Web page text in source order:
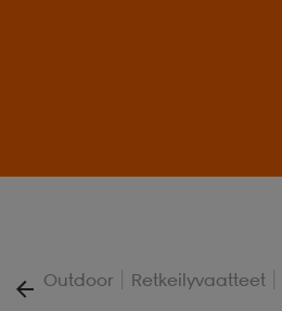
Outdoor | Retkeilyvaatteet |